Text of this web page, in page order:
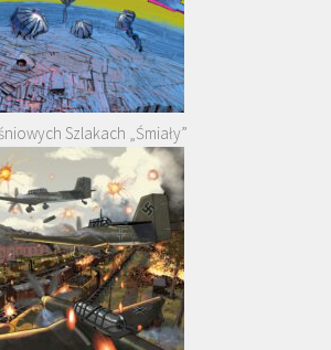
Szlakach „Śmiały”